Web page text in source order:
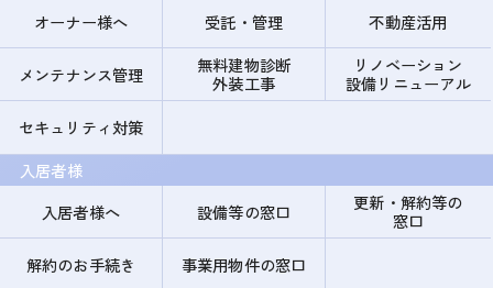
オーナー様へ
受託・管理 不動産活用
メンテナンス管理
無料建物診断
外装工事
リノベーション
設備リニューアル
セキュリティ対策
入居者様
入居者様へ
設備等の窓口
更新・解約等の
窓口
解約のお手続き
事業用物件の窓口